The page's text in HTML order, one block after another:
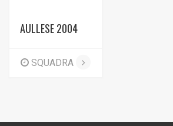
AULLESE 2004
SQUADRA